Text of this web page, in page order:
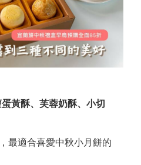
黃酥、芙蓉奶酥、小切
最適合喜愛中秋小月餅的